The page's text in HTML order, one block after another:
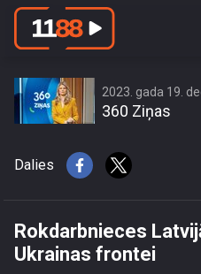
Rokdarbnieces
2023. gada 19.
360 Ziņas
Dalies
Rokdarbnieces
Ukrainas frontei